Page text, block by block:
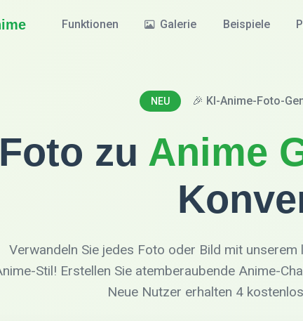
Funktionen Galerie Beispiele
NEU 🎉 KI-Anime-Foto-
Foto zu Anime
Verwandeln Sie jedes Foto oder Bild mit
Stil! Erstellen Sie atemberaubende Anime-
Neue Nutzer erhalten 4